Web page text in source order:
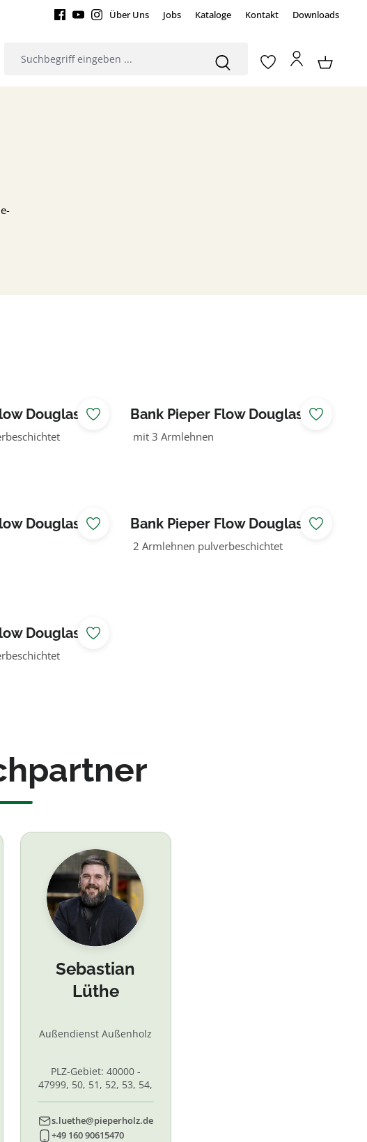
Über Uns Jobs Kataloge Kontakt Downloads
Douglasie
Bank Pieper Flow Douglasie
grün
mit 3 Armlehnen
Douglasie
Bank Pieper Flow Douglasie
natur
2 Armlehnen pulverbeschichtet
Douglasie
Sebastian
Lüthe
Außendienst Außenholz
PLZ-Gebiet: 40000 -
47999, 50, 51, 52, 53, 54,
s.luethe@pieperholz.de
+49 160 90615470